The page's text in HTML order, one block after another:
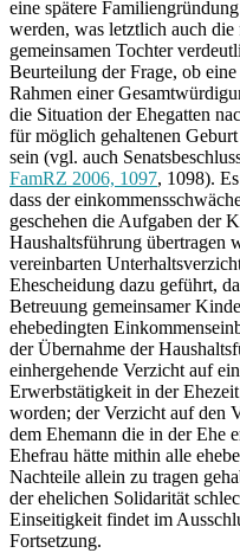
eine spätere
werden, was letztlich auch
gemeinsamen Tochter
Beurteilung der Frage, ob
Rahmen einer
die Situation der Ehegatten
für möglich gehaltenen
sein (vgl. auch
FamRZ 2006, 1097, 1098).
dass der
geschehen die Aufgaben der
Haushaltsführung übertragen
vereinbarten
Ehescheidung dazu geführt,
Betreuung gemeinsamer
ehebedingten
der Übernahme der
einhergehende Verzicht auf
Erwerbstätigkeit in der
worden; der Verzicht auf den
dem Ehemann die in der Ehe
Ehefrau hätte mithin alle
Nachteile allein zu tragen
der ehelichen Solidarität
Einseitigkeit findet im
Fortsetzung.